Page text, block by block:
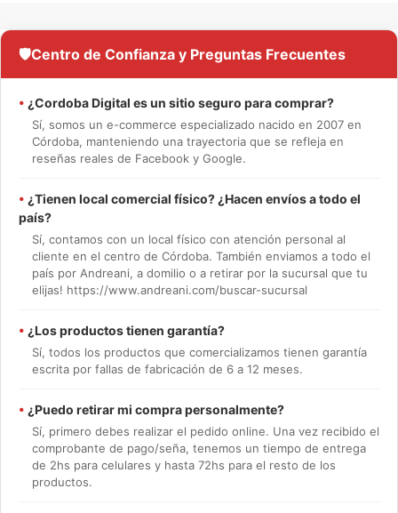
🛡️Centro de Confianza y Preguntas Frecuentes
• ¿Cordoba Digital es un sitio seguro para comprar?
Sí, somos un e-commerce especializado nacido en 2007 en
Córdoba, manteniendo una trayectoria que se refleja en
reseñas reales de Facebook y Google.
• ¿Tienen local comercial físico? ¿Hacen envíos a todo el
país?
Sí, contamos con un local físico con atención personal al
cliente en el centro de Córdoba. También enviamos a todo el
país por Andreani, a domilio o a retirar por la sucursal que tu
elijas! https://www.andreani.com/buscar-sucursal
• ¿Los productos tienen garantía?
Sí, todos los productos que comercializamos tienen garantía
escrita por fallas de fabricación de 6 a 12 meses.
• ¿Puedo retirar mi compra personalmente?
Sí, primero debes realizar el pedido online. Una vez recibido el
comprobante de pago/seña, tenemos un tiempo de entrega
de 2hs para celulares y hasta 72hs para el resto de los
productos.